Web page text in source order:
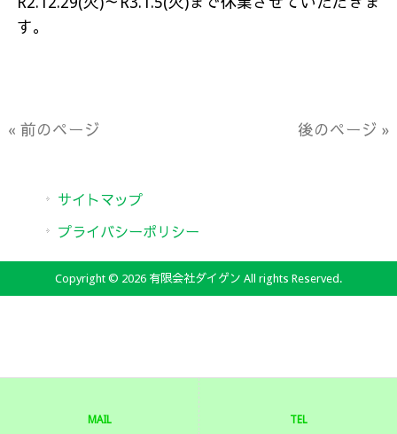
す。
« 前のページ 後のページ »
サイトマップ
プライバシーポリシー
Copyright © 2026 有限会社ダイゲン All rights Reserved.
MAIL TEL